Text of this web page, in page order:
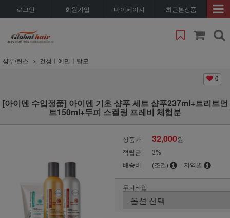
로그인 회원가입 마이페이지 최근본상품
샴푸/린스 건성ㅣ예민ㅣ탈모
0
[아이덴 수입정품] 아이덴 기초 샴푸 세트 샴푸237ml+트리트먼
트150ml+두피 스켈링 프레비 체험분
상품가 32,000원
적립금
3%
배송비
(조건) 지역별
두피타입